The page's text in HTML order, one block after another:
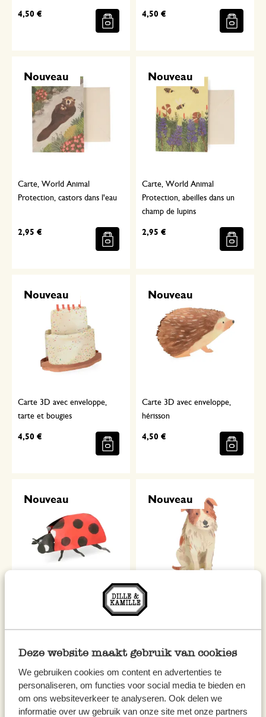
Deze website maakt gebruik van cookies
We gebruiken cookies om content en advertenties te
personaliseren, om functies voor social media te bieden en
om ons websiteverkeer te analyseren. Ook delen we
informatie over uw gebruik van onze site met onze partners
4,50 € 4,50 €
Nouveau
Carte, World Animal
Protection, castors dans l'eau
2,95 €
Nouveau
Carte, World Animal
Protection, abeilles dans un
champ de lupins
2,95 €
Nouveau
Carte 3D avec enveloppe,
tarte et bougies
4,50 €
Nouveau
Carte 3D avec enveloppe,
hérisson
4,50 €
Nouveau
Carte 3D avec enveloppe,
Nouveau
Carte 3D avec enveloppe,
Nouveau Nouveau